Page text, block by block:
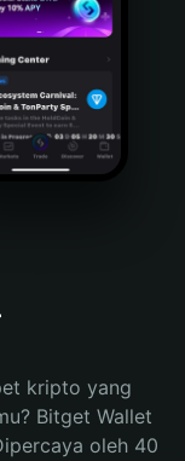
kripto yang
Bitget Wallet
oleh 40